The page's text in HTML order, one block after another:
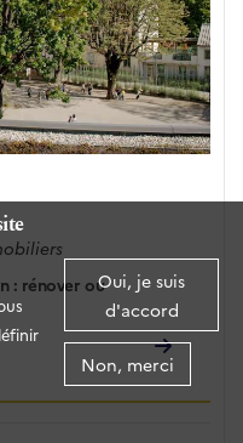
Oui, je suis
d'accord
Non, merci
: rénover ou